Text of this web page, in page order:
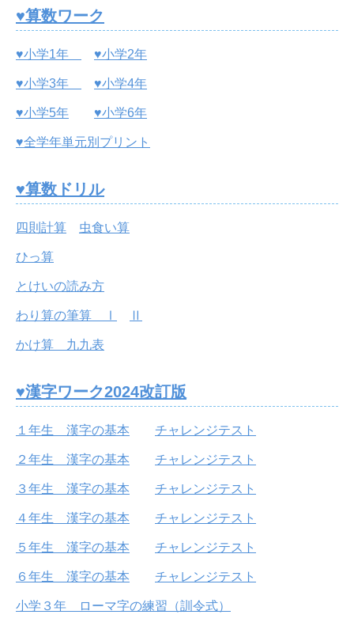
♥算数ワーク
♥小学1年 ♥小学2年
♥小学3年 ♥小学4年
♥小学5年 ♥小学6年
♥全学年単元別プリント
♥算数ドリル
四則計算 虫食い算
ひっ算
とけいの読み方
わり算の筆算 Ⅰ Ⅱ
かけ算 九九表
♥漢字ワーク2024改訂版
１年生 漢字の基本 チャレンジテスト
２年生 漢字の基本 チャレンジテスト
３年生 漢字の基本 チャレンジテスト
４年生 漢字の基本 チャレンジテスト
５年生 漢字の基本 チャレンジテスト
６年生 漢字の基本 チャレンジテスト
小学３年 ローマ字の練習（訓令式）